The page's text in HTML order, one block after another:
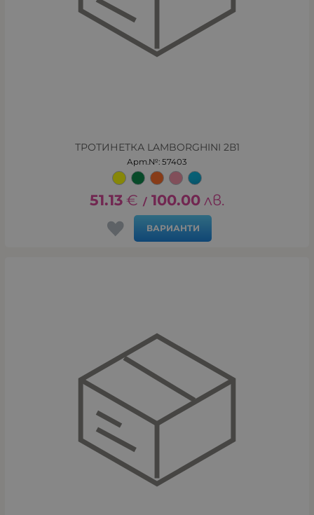
ТРОТИНЕТКА LAMBORGHINI 2В1
Арт.№: 57403
51.13 € / 100.00 лв.
ВАРИАНТИ